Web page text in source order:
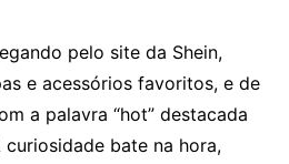
pelo site da Shein,
e acessórios favoritos, e de
a palavra “hot” destacada
curiosidade bate na hora,